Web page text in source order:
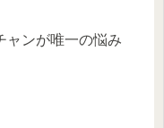
ャンが唯一の悩み